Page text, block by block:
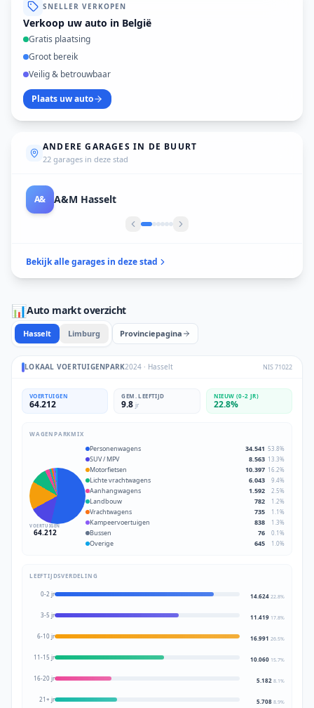
SNELLER VERKOPEN
Verkoop uw auto in België
Gratis plaatsing
Groot bereik
Veilig & betrouwbaar
Plaats uw auto
ANDERE GARAGES IN DE BUURT
22 garages in deze stad
AT ATL Cars
Bekijk alle garages in deze stad
📊Auto markt overzicht
Hasselt Limburg Provinciepagina
LOKAAL VOERTUIGENPARK2024 · Hasselt NIS71022
VOERTUIGEN
64.212
GEM. LEEFTIJD
9.8 jr
NIEUW (0-2 JR)
22.8%
WAGENPARKMIX
VOERTUIGEN
64.212
Personenwagens 34.541 53.8%
SUV / MPV 8.563 13.3%
Motorfietsen 10.397 16.2%
Lichte vrachtwagens 6.043 9.4%
Aanhangwagens 1.592 2.5%
Landbouw 782 1.2%
Vrachtwagens 735 1.1%
Kampeervoertuigen 838 1.3%
Bussen 76 0.1%
Overige 645 1.0%
LEEFTIJDSVERDELING
0-2 jr 14.624 22.8%
3-5 jr 11.419 17.8%
6-10 jr 16.991 26.5%
11-15 jr 10.060 15.7%
16-20 jr 5.182 8.1%
21+ jr 5.708 8.9%